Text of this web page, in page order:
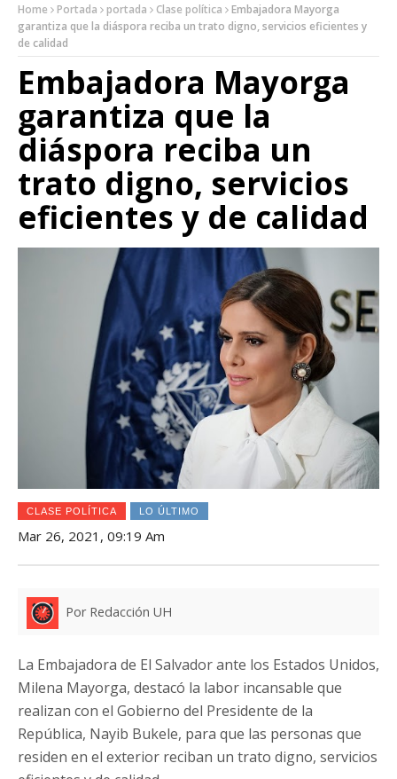
Home Portada portada Clase política
Embajadora Mayorga
garantiza que la diáspora reciba un trato digno, servicios eficientes y
de calidad
Embajadora Mayorga
garantiza que la
diáspora reciba un
trato digno, servicios
eficientes y de calidad
CLASE POLÍTICA LO ÚLTIMO
Mar 26, 2021, 09:19 Am
Por Redacción UH
La Embajadora de El Salvador ante los Estados Unidos,
Milena Mayorga, destacó la labor incansable que
realizan con el Gobierno del Presidente de la
República, Nayib Bukele, para que las personas que
residen en el exterior reciban un trato digno, servicios